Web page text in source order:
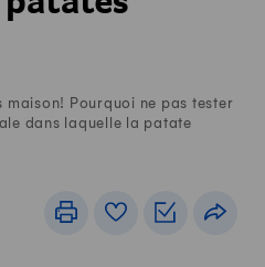
maison! Pourquoi ne pas tester
dans laquelle la patate
ImprimerLivre de recettes
Listes de